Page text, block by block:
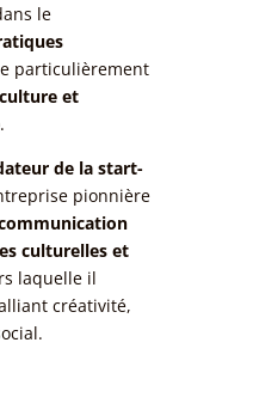
le
particulièrement
culture et
.
de la start-
pionnière
culturelles et
laquelle il
créativité,